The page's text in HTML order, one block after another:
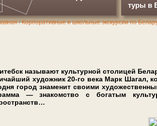
туры в
/Корпоративные и школьные экскурсии по
на­зы­ва­ют культурной сто­ли­цей
ху­дож­ник 20-го ве­ка Марк Ша­гал,
го­род зна­ме­нит сво­и­ми
— знакомство с бо­га­тым